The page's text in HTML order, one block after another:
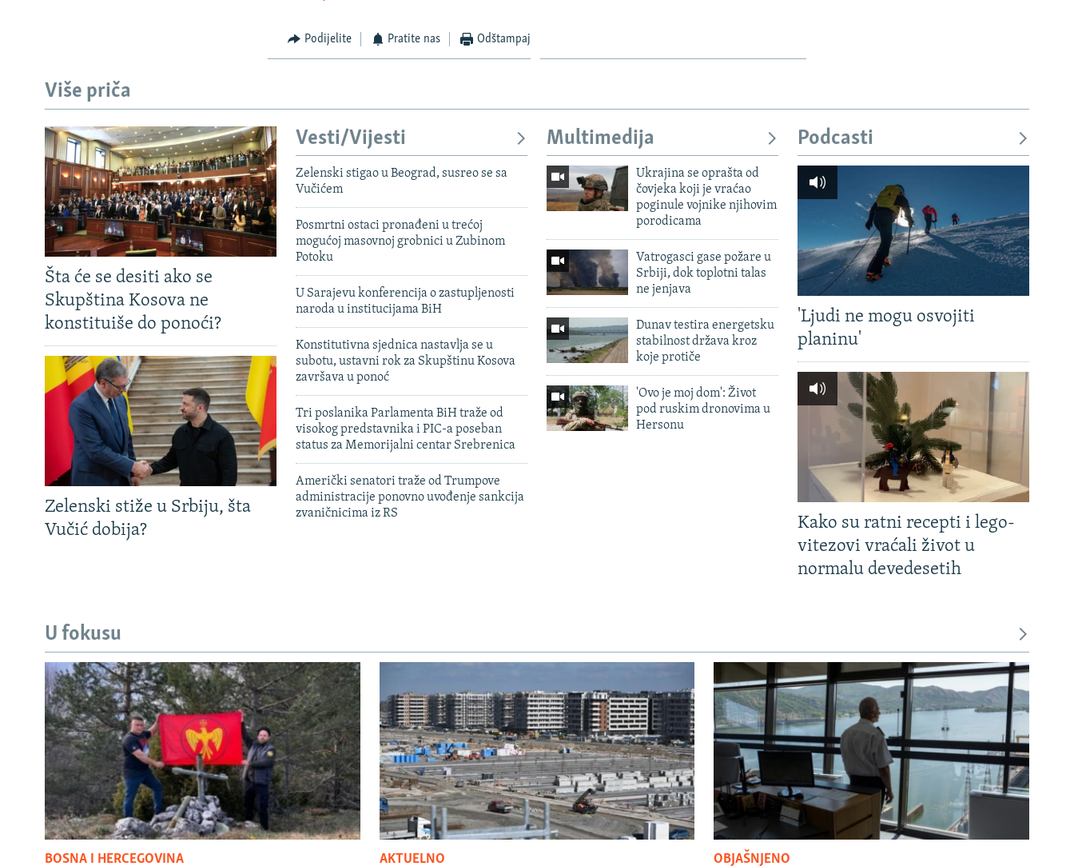
Podijelite Pratite nas Odštampaj
Više priča
Šta će se desiti ako se
Skupština Kosova ne
konstituiše do ponoći?
Zelenski stiže u Srbiju, šta
Vučić dobija?
Vesti/Vijesti
Zelenski stigao u Beograd, susreo se sa
Vučićem
Posmrtni ostaci pronađeni u trećoj
mogućoj masovnoj grobnici u Zubinom
Potoku
U Sarajevu konferencija o zastupljenosti
naroda u institucijama BiH
Konstitutivna sjednica nastavlja se u
subotu, ustavni rok za Skupštinu Kosova
završava u ponoć
Tri poslanika Parlamenta BiH traže od
visokog predstavnika i PIC-a poseban
status za Memorijalni centar Srebrenica
Američki senatori traže od Trumpove
administracije ponovno uvođenje sankcija
zvaničnicima iz RS
Multimedija
Ukrajina se oprašta od
čovjeka koji je vraćao
poginule vojnike njihovim
porodicama
Vatrogasci gase požare u
Srbiji, dok toplotni talas
ne jenjava
Dunav testira energetsku
stabilnost država kroz
koje protiče
'Ovo je moj dom': Život
pod ruskim dronovima u
Hersonu
Podcasti
'Ljudi ne mogu osvojiti
planinu'
Kako su ratni recepti i lego-
vitezovi vraćali život u
normalu devedesetih
U fokusu
BOSNA I HERCEGOVINA AKTUELNO OBJAŠNJENO